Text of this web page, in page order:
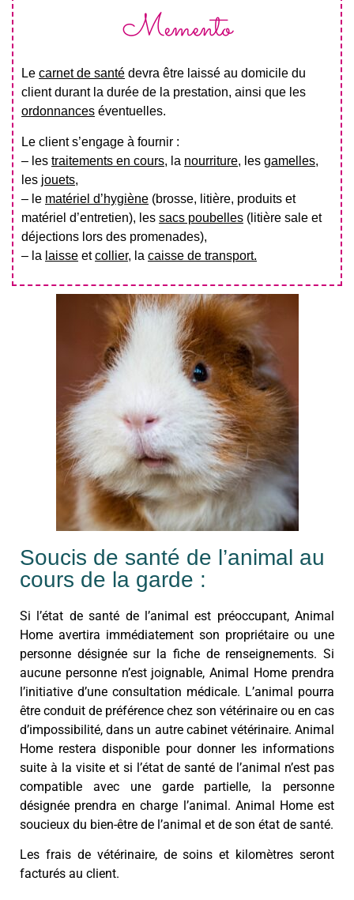
Memento
Le carnet de santé devra être laissé au domicile du
client durant la durée de la prestation, ainsi que les
ordonnances éventuelles.
Le client s’engage à fournir :
– les traitements en cours, la nourriture, les gamelles,
les jouets,
– le matériel d’hygiène (brosse, litière, produits et
matériel d’entretien), les sacs poubelles (litière sale et
déjections lors des promenades),
– la laisse etcollier, la caisse de transport.
Soucis de santé de l’animal au
cours de la garde :
Si l’état de santé de l’animal est préoccupant, Animal
Home avertira immédiatement son propriétaire ou une
personne désignée sur la fiche de renseignements. Si
aucune personne n’est joignable, Animal Home prendra
l’initiative d’une consultation médicale. L’animal pourra
être conduit de préférence chez son vétérinaire ou en cas
d’impossibilité, dans un autre cabinet vétérinaire. Animal
Home restera disponible pour donner les informations
suite à la visite et si l’état de santé de l’animal n’est pas
compatible avec une garde partielle, la personne
désignée prendra en charge l’animal. Animal Home est
soucieux du bien-être de l’animal et de son état de santé.
Les frais de vétérinaire, de soins et kilomètres seront
facturés au client.